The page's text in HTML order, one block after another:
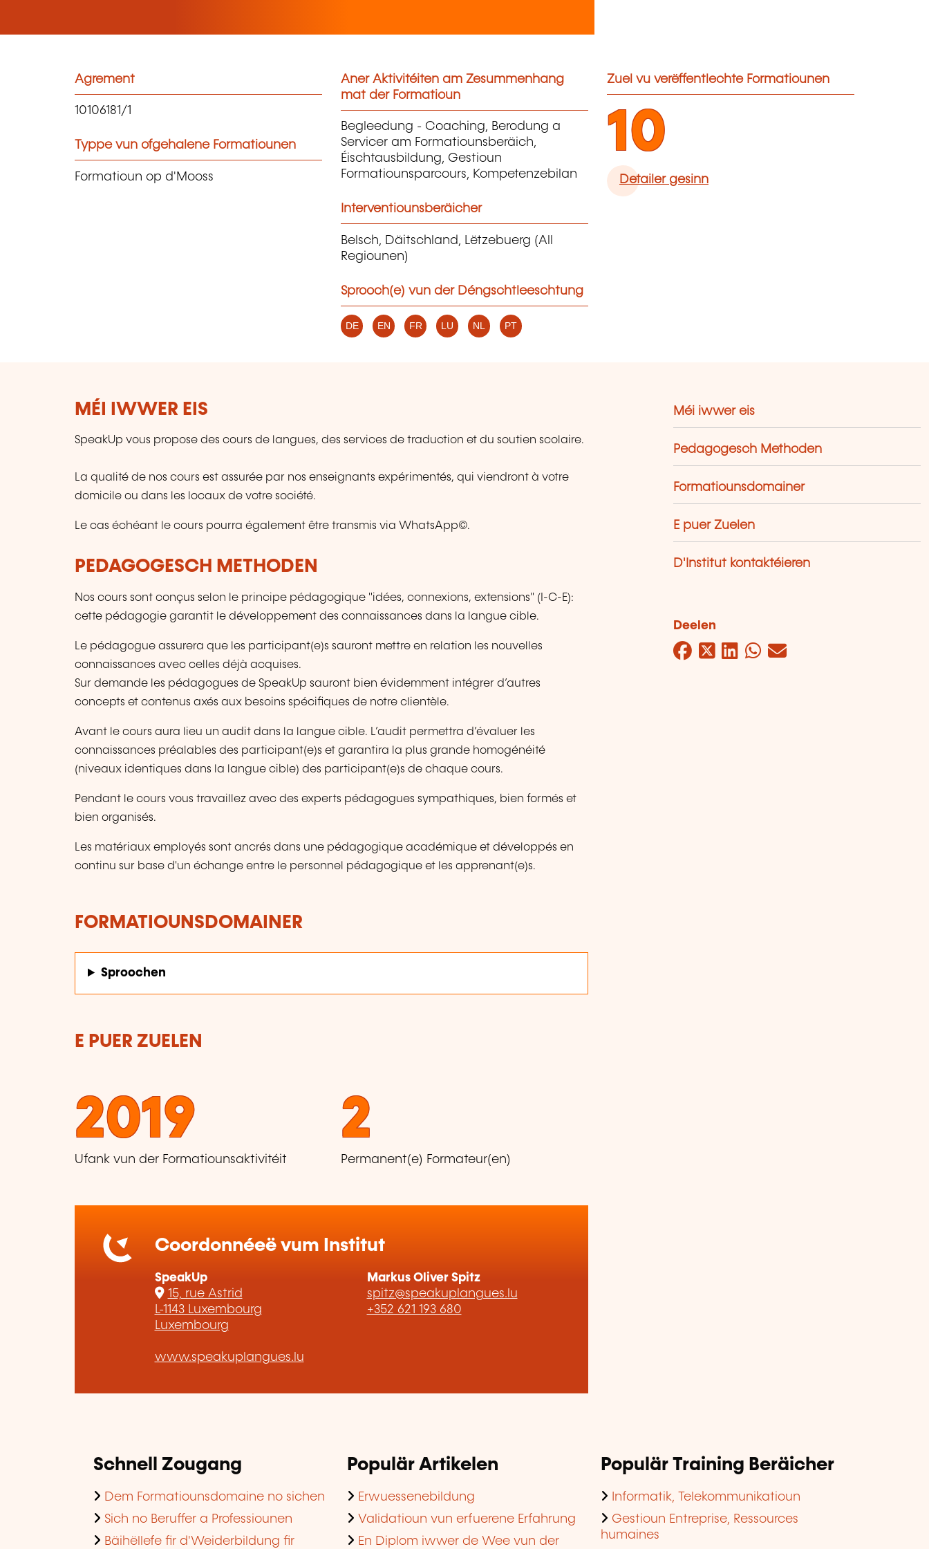
Agrement
10106181/1
Typpe vun ofgehalene Formatiounen
Formatioun op d'Mooss
Aner Aktivitéiten am Zesummenhang
mat der Formatioun
Begleedung - Coaching, Berodung a
Servicer am Formatiounsberäich,
Éischtausbildung, Gestioun
Formatiounsparcours, Kompetenzebilan
Interventiounsberäicher
Belsch, Däitschland, Lëtzebuerg (All
Regiounen)
Sprooch(e) vun der Déngschtleeschtung
DE EN FR LU NL PT
Zuel vu verëffentlechte Formatiounen
10
Detailer gesinn
MÉI IWWER EIS
SpeakUp vous propose des cours de langues, des services de traduction et du soutien scolaire.
La qualité de nos cours est assurée par nos enseignants expérimentés, qui viendront à votre
domicile ou dans les locaux de votre société.
Le cas échéant le cours pourra également être transmis via WhatsApp©.
PEDAGOGESCH METHODEN
Nos cours sont conçus selon le principe pédagogique "idées, connexions, extensions" (I-C-E):
cette pédagogie garantit le développement des connaissances dans la langue cible.
Le pédagogue assurera que les participant(e)s sauront mettre en relation les nouvelles
connaissances avec celles déjà acquises.
Sur demande les pédagogues de SpeakUp sauront bien évidemment intégrer d’autres
concepts et contenus axés aux besoins spécifiques de notre clientèle.
Avant le cours aura lieu un audit dans la langue cible. L’audit permettra d’évaluer les
connaissances préalables des participant(e)s et garantira la plus grande homogénéité
(niveaux identiques dans la langue cible) des participant(e)s de chaque cours.
Pendant le cours vous travaillez avec des experts pédagogues sympathiques, bien formés et
bien organisés.
Les matériaux employés sont ancrés dans une pédagogique académique et développés en
continu sur base d'un échange entre le personnel pédagogique et les apprenant(e)s.
FORMATIOUNSDOMAINER
Sproochen
E PUER ZUELEN
2019
Ufank vun der Formatiounsaktivitéit
2
Permanent(e) Formateur(en)
Coordonnéeë vum Institut
SpeakUp
15, rue Astrid
L-1143 Luxembourg
Luxembourg
www.speakuplangues.lu
Markus Oliver Spitz
spitz@speakuplangues.lu
+352 621 193 680
Méi iwwer eis
Pedagogesch Methoden
Formatiounsdomainer
E puer Zuelen
D'Institut kontaktéieren
Deelen
Facebook
Twitter
LinkedIn
WhatsApp
Mail
Schnell Zougang
Dem Formatiounsdomaine no sichen
Sich no Beruffer a Professiounen
Bäihëllefe fir d'Weiderbildung fir
Populär Artikelen
Erwuessenebildung
Validatioun vun erfuerene Erfahrung
En Diplom iwwer de Wee vun der
Populär Training Beräicher
Informatik, Telekommunikatioun
Gestioun Entreprise, Ressources
humaines